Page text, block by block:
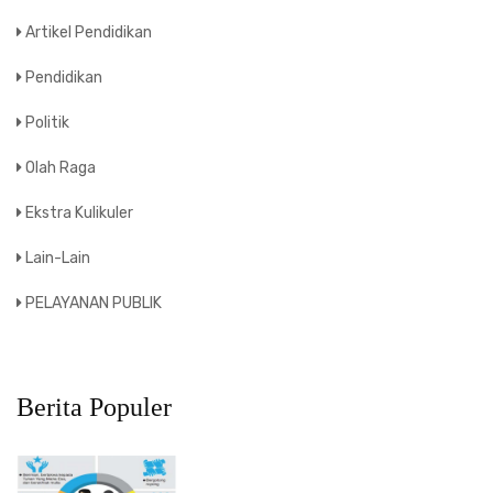
Artikel Pendidikan
Pendidikan
Politik
Olah Raga
Ekstra Kulikuler
Lain-Lain
PELAYANAN PUBLIK
Berita Populer